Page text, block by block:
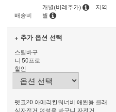
배송비
개별(비례추가)
지역
별
+ 추가 옵션 선택
스틸바구
니 50프로
할인
펫코20 아메리칸워너비 애완용 클래
식자전거 여성용 바구니 자전거